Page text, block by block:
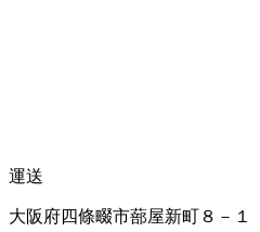
運送
大阪府四條畷市蔀屋新町８－１